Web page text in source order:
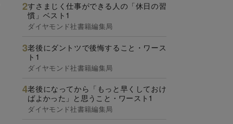
すさまじく仕事ができる人の「休日の習
慣」ベスト1
ダイヤモンド社書籍編集局
老後にダントツで後悔すること・ワース
ト1
ダイヤモンド社書籍編集局
老後になってから「もっと早くしておけ
ばよかった」と思うこと・ワースト1
ダイヤモンド社書籍編集局